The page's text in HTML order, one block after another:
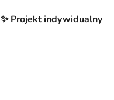
✨ Projekt indywidualny